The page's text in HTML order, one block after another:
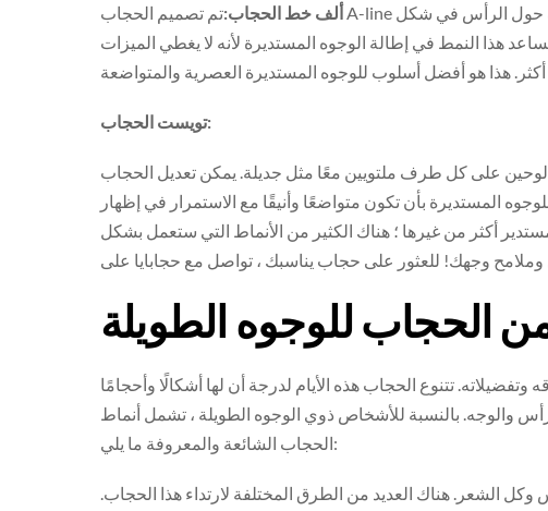
ألف خط الحجاب:تم تصميم الحجاب A-line بحيث يتم لفه حول الرأس في شكل V مقلوب ، أو مثل نظارات التزلج مع حزام واحد
النمط في إطالة الوجوه المستديرة لأنه لا يغطي الميزات
تويست الحجاب:
على كل طرف ملتويين معًا مثل جديلة. يمكن تعديل الحجاب
المستديرة بأن تكون متواضعًا وأنيقًا مع الاستمرار في إظهار
أكثر من غيرها ؛ هناك الكثير من الأنماط التي ستعمل بشكل
الحجاب للوجوه الطويلة
تتنوع الحجاب هذه الأيام لدرجة أن لها أشكالًا وأحجامًا
بالنسبة للأشخاص ذوي الوجوه الطويلة ، تشمل أنماط
الحجاب الشائعة والمعروفة ما يلي:
الشعر. هناك العديد من الطرق المختلفة لارتداء هذا الحجاب.